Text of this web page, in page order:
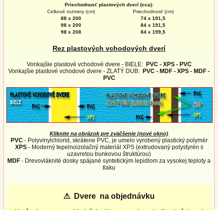
Priechodnosť plastových dverí (cca):
Celkové rozmery (cm)
Priechodnosť (cm)
88 x 200
74 x 191,5
98 x 200
84 x 191,5
98 x 208
84 x 199,5
Rez plastových vchodových dverí
Vonkajšie plastové vchodové dvere - BIELE: PVC - XPS - PVC
Vonkajšie plastové vchodové dvere - ZLATÝ DUB: PVC - MDF - XPS - MDF -
PVC
Kliknite na obrázok pre zväčšenie (nové okno)
PVC- Polyvinylchlorid, skrátene PVC, je umelo vyrobený plastický polymér
XPS- Moderný tepelnoizolačný materiál XPS (extrudovaný polystyrén s
uzavretou bunkovou štruktúrou)
MDF - Drevovláknité dosky spájané syntetickým lepidlom za vysokej teploty a
tlaku
⚠ Dvere na objednávku